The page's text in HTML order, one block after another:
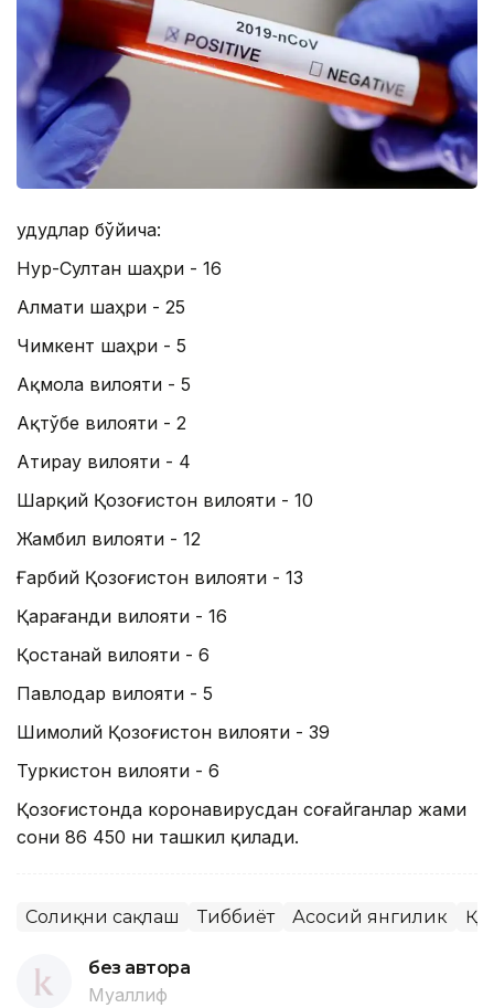
Ҳудудлар бўйича:
Нур-Султан шаҳри - 16
Алмати шаҳри - 25
Чимкент шаҳри - 5
Ақмола вилояти - 5
Ақтўбе вилояти - 2
Атирау вилояти - 4
Шарқий Қозоғистон вилояти - 10
Жамбил вилояти - 12
Ғарбий Қозоғистон вилояти - 13
Қарағанди вилояти - 16
Қостанай вилояти - 6
Павлодар вилояти - 5
Шимолий Қозоғистон вилояти - 39
Туркистон вилояти - 6
Қозоғистонда коронавирусдан соғайганлар жами
сони 86 450 ни ташкил қилади.
Соғлиқни сақлаш Тиббиёт Асосий янгилик ҚР
без автора
Муаллиф